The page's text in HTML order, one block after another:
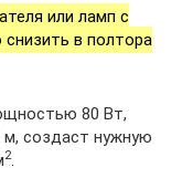
или ламп с
в полтора
80 Вт,
м, создаст нужную
2.